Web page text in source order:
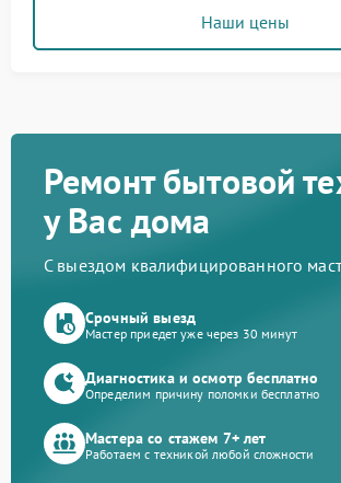
Наши цены
Ремонт бытовой
у Вас дома
С выездом квалифицированного
Срочный выезд
Мастер приедет уже через 30 минут
Диагностика и осмотр бесплатно
Определим причину поломки бесплатно
Мастера со стажем 7+ лет
Работаем с техникой любой сложности